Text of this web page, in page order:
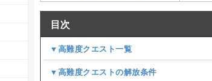
目次
▼高難度クエスト一覧
▼高難度クエストの解放条件